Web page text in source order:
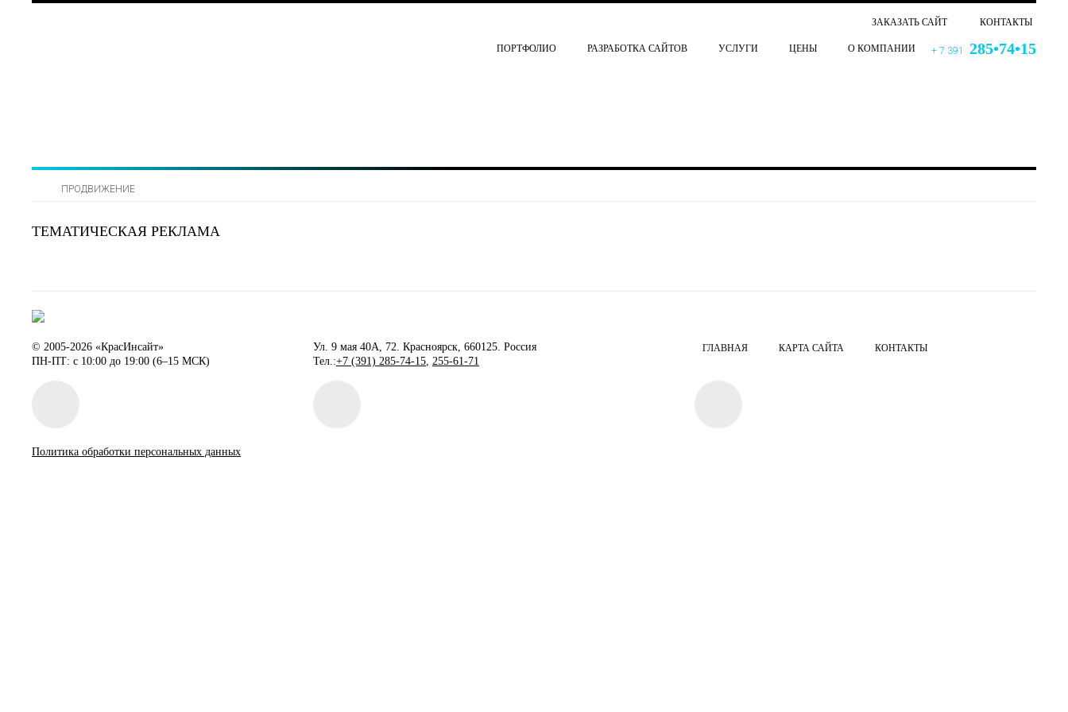
ЗАКАЗАТЬ САЙТ КОНТАКТЫ
ПОРТФОЛИО РАЗРАБОТКА САЙТОВ УСЛУГИ ЦЕНЫ О КОМПАНИИ + 7 391 285•74•15
ПРОДВИЖЕНИЕ
ТЕМАТИЧЕСКАЯ РЕКЛАМА
© 2005-2026 «КрасИнсайт»
ПН-ПТ: с 10:00 до 19:00 (6–15 МСК)
Ул. 9 мая 40А, 72 Красноярск, 660125. Россия
Тел.:+7 (391) 285-74-15, 255-61-71
ГЛАВНАЯ КАРТА САЙТА КОНТАКТЫ
Политика обработки персональных данных